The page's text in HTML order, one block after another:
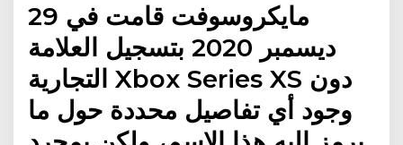
مايكروسوفت قامت في 29
ديسمبر 2020 بتسجيل العلامة
التجارية Xbox Series XS دون
وجود أي تفاصيل محددة حول ما